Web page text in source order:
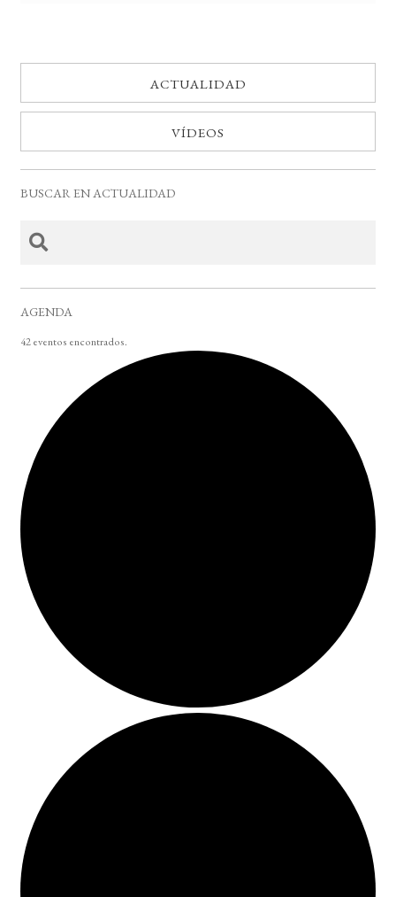
ACTUALIDAD
VÍDEOS
BUSCAR EN ACTUALIDAD
AGENDA
42 eventos encontrados.